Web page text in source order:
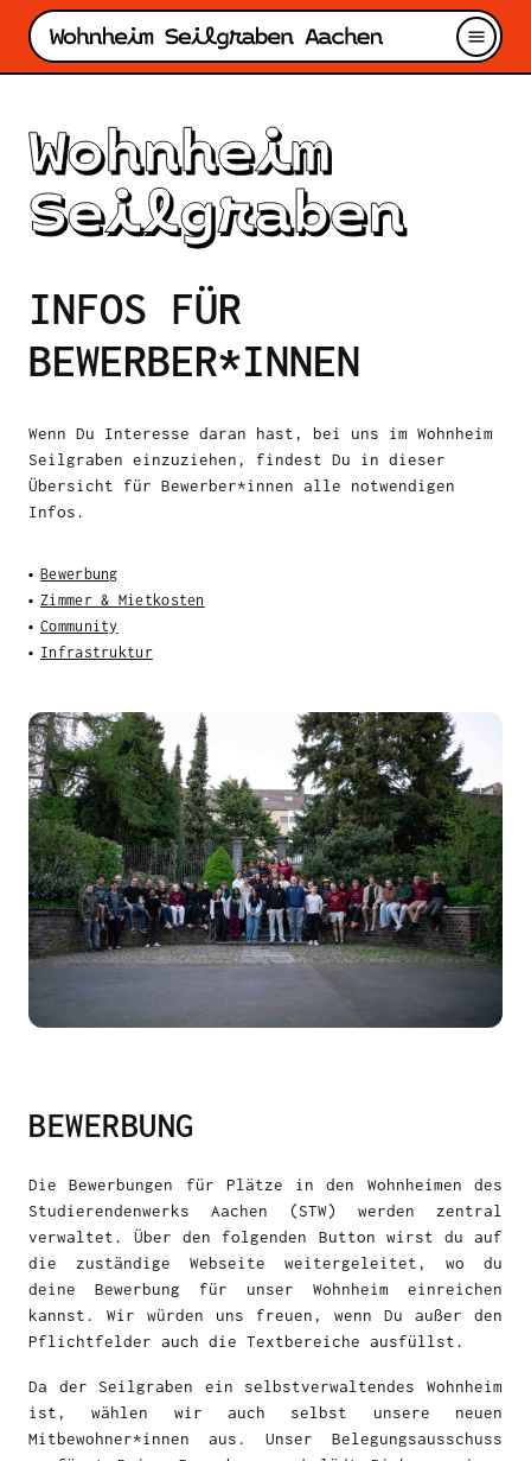
INFOS FÜR
BEWERBER*INNEN
Wenn Du Interesse daran hast, bei uns im Wohnheim
Seilgraben einzuziehen, findest Du in dieser
Übersicht für Bewerber*innen alle notwendigen
Infos.
Bewerbung
Zimmer & Mietkosten
Community
Infrastruktur
BEWERBUNG
Die Bewerbungen für Plätze in den Wohnheimen des
Studierendenwerks Aachen (STW) werden zentral
verwaltet. Über den folgenden Button wirst du auf
die zuständige Webseite weitergeleitet, wo du
deine Bewerbung für unser Wohnheim einreichen
kannst. Wir würden uns freuen, wenn Du außer den
Pflichtfelder auch die Textbereiche ausfüllst.
Da der Seilgraben ein selbstverwaltendes Wohnheim
ist, wählen wir auch selbst unsere neuen
Mitbewohner*innen aus. Unser Belegungsausschuss